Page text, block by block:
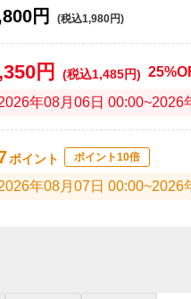
円 (税込1,980円)
円 (税込1,485円)
年08月06日 00:00~2026
ポイント ポイント10倍
年08月07日 00:00~2026